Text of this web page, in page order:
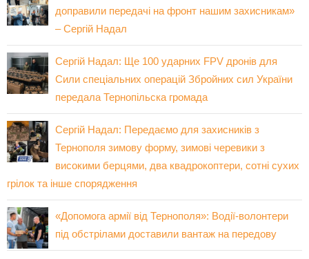
доправили передачі на фронт нашим захисникам»
– Сергій Надал
Сергій Надал: Ще 100 ударних FPV дронів для
Сили спеціальних операцій Збройних сил України
передала Тернопільска громада
Сергій Надал: Передаємо для захисників з
Тернополя зимову форму, зимові черевики з
високими берцями, два квадрокоптери, сотні сухих
грілок та інше спорядження
«Допомога армії від Тернополя»: Водії-волонтери
під обстрілами доставили вантаж на передову